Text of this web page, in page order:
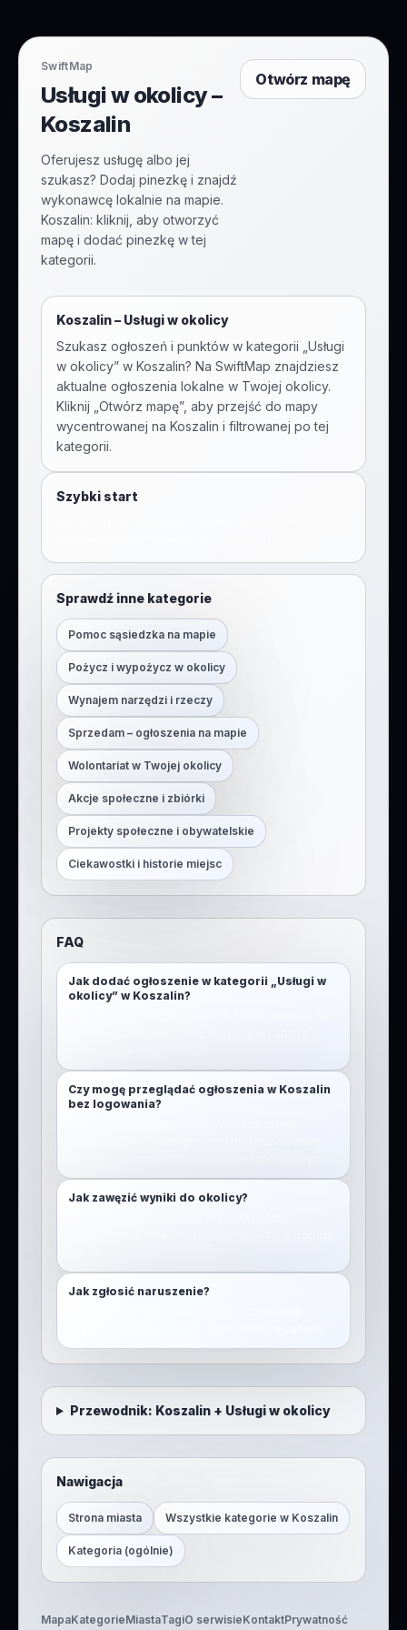
SwiftMap
Usługi w okolicy –
Koszalin
Oferujesz usługę albo jej
szukasz? Dodaj pinezkę i znajdź
wykonawcę lokalnie na mapie.
Koszalin: kliknij, aby otworzyć
mapę i dodać pinezkę w tej
kategorii.
Otwórz mapę
Koszalin– Usługi w okolicy
Szukasz ogłoszeń i punktów w kategorii „ Usługi
w okolicy” w Koszalin? Na SwiftMap znajdziesz
aktualne ogłoszenia lokalne w Twojej okolicy.
Kliknij „Otwórz mapę”, aby przejść do mapy
wycentrowanej na Koszalin i filtrowanej po tej
kategorii.
Szybki start
Sprawdź inne kategorie
Pomoc sąsiedzka na mapie
Pożycz i wypożycz w okolicy
Wynajem narzędzi i rzeczy
Sprzedam – ogłoszenia na mapie
Wolontariat w Twojej okolicy
Akcje społeczne i zbiórki
Projekty społeczne i obywatelskie
Ciekawostki i historie miejsc
FAQ
Jak dodać ogłoszenie w kategorii „Usługi w
okolicy” w Koszalin?
Czy mogę przeglądać ogłoszenia w Koszalin
bez logowania?
Jak zawęzić wyniki do okolicy?
Jak zgłosić naruszenie?
Przewodnik: Koszalin+ Usługi w okolicy
Nawigacja
Strona miasta Wszystkie kategorie w Koszalin
Kategoria (ogólnie)
MapaKategorieMiastaTagiO serwisieKontaktPrywatność